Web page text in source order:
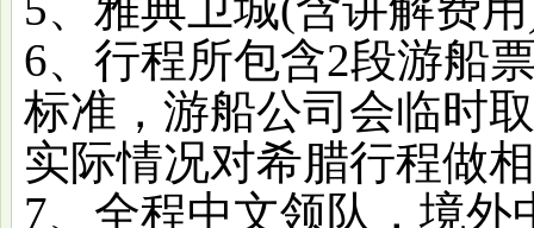
6、行程所包含2段游船
标准，游船公司会临时
实际情况对希腊行程做
7、全程中文领队，境